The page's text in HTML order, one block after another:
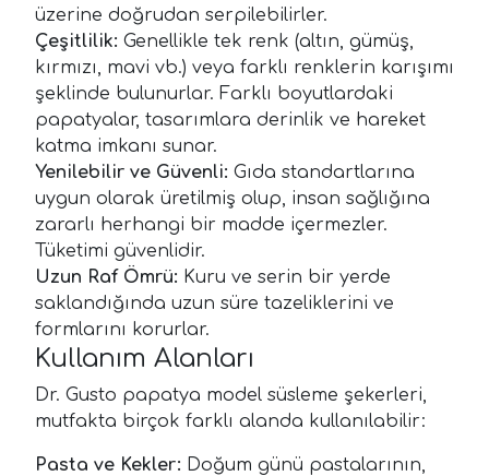
üzerine doğrudan serpilebilirler.
Çeşitlilik: Genellikle tek renk (altın, gümüş,
kırmızı, mavi vb.) veya farklı renklerin karışımı
şeklinde bulunurlar. Farklı boyutlardaki
papatyalar, tasarımlara derinlik ve hareket
katma imkanı sunar.
Yenilebilir ve Güvenli: Gıda standartlarına
uygun olarak üretilmiş olup, insan sağlığına
zararlı herhangi bir madde içermezler.
Tüketimi güvenlidir.
Uzun Raf Ömrü: Kuru ve serin bir yerde
saklandığında uzun süre tazeliklerini ve
formlarını korurlar.
Kullanım Alanları
Dr. Gusto papatya model süsleme şekerleri,
mutfakta birçok farklı alanda kullanılabilir:
Pasta ve Kekler: Doğum günü pastalarının,